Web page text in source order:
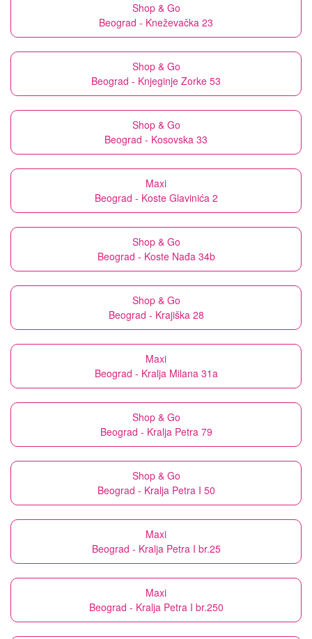
Shop & Go
Beograd - Kneževačka 23
Shop & Go
Beograd - Knjeginje Zorke 53
Shop & Go
Beograd - Kosovska 33
Maxi
Beograd - Koste Glavinića 2
Shop & Go
Beograd - Koste Nađa 34b
Shop & Go
Beograd - Krajiška 28
Maxi
Beograd - Kralja Milana 31a
Shop & Go
Beograd - Kralja Petra 79
Shop & Go
Beograd - Kralja Petra I 50
Maxi
Beograd - Kralja Petra I br.25
Maxi
Beograd - Kralja Petra I br.250